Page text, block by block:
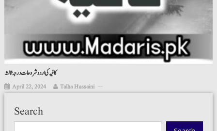
کافیہ کی اردو شروحات درجہ ثالثہ
April 22, 2024 Talha Hussaini
Search